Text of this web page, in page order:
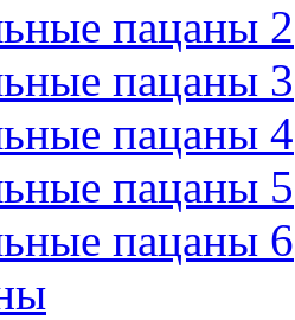
пацаны 2
пацаны 3
пацаны 4
пацаны 5
пацаны 6